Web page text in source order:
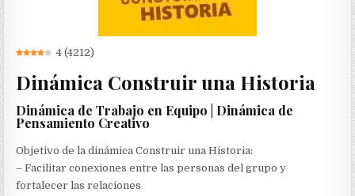
4 (4212)
Dinámica Construir una Historia
Dinámica de Trabajo en Equipo | Dinámica de
Pensamiento Creativo
Objetivo de la dinámica Construir una Historia:
– Facilitar conexiones entre las personas del grupo y
fortalecer las relaciones